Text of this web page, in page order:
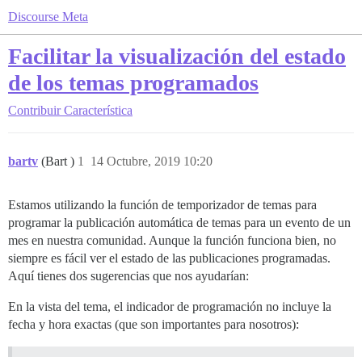
Discourse Meta
Facilitar la visualización del estado
de los temas programados
Contribuir Característica
bartv (Bart ) 14 Octubre, 2019 10:20
1
Estamos utilizando la función de temporizador de temas para
programar la publicación automática de temas para un evento de un
mes en nuestra comunidad. Aunque la función funciona bien, no
siempre es fácil ver el estado de las publicaciones programadas.
Aquí tienes dos sugerencias que nos ayudarían:
En la vista del tema, el indicador de programación no incluye la
fecha y hora exactas (que son importantes para nosotros):